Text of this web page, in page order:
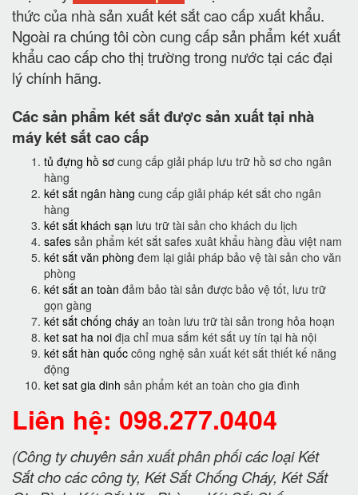
thức của nhà sản xuất két sắt cao cấp xuất khẩu.
Ngoài ra chúng tôi còn cung cấp sản phẩm két xuất
khẩu cao cấp cho thị trường trong nước tại các đại
lý chính hãng.
Các sản phẩm két sắt được sản xuất tại nhà
máy két sắt cao cấp
tủ đựng hồ sơ cung cấp giải pháp lưu trữ hồ sơ cho ngân
hàng
két sắt ngân hàng cung cấp giải pháp két sắt cho ngân
hàng
két sắt khách sạn lưu trữ tài sản cho khách du lịch
safes sản phẩm két sắt safes xuât khẩu hàng đầu việt nam
két sắt văn phòng đem lại giải pháp bảo vệ tài sản cho văn
phòng
két sắt an toàn đảm bảo tài sản được bảo vệ tốt, lưu trữ
gọn gàng
két sắt chống cháy an toàn lưu trữ tài sản trong hỏa hoạn
ket sat ha noi địa chỉ mua sắm két sắt uy tín tại hà nội
két sắt hàn quốc công nghệ sản xuất két sắt thiết kế năng
động
ket sat gia dinh sản phẩm két an toàn cho gia đình
Liên hệ: 098.277.0404
(Công ty chuyên sản xuất phân phối các loại Két
Sắt cho các công ty, Két Sắt Chống Cháy, Két Sắt